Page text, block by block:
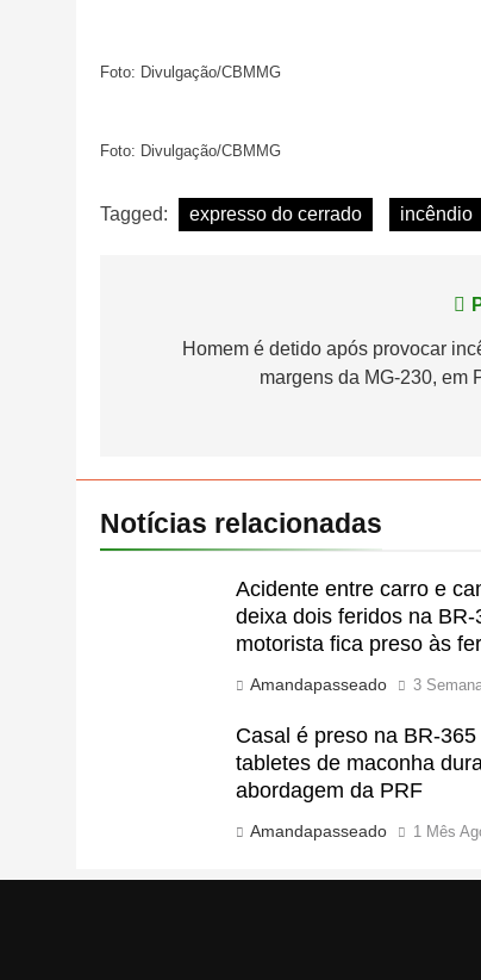
Foto: Divulgação/CBMMG
Foto: Divulgação/CBMMG
Tagged: expresso do cerrado incêndio
Homem é detido após provocar
margens da MG-230, em
Notícias relacionadas
Acidente entre carro e
deixa dois feridos na BR-
motorista fica preso às
Amandapasseado 3
Casal é preso na BR-
tabletes de maconha
abordagem da PRF
Amandapasseado 1 Mês